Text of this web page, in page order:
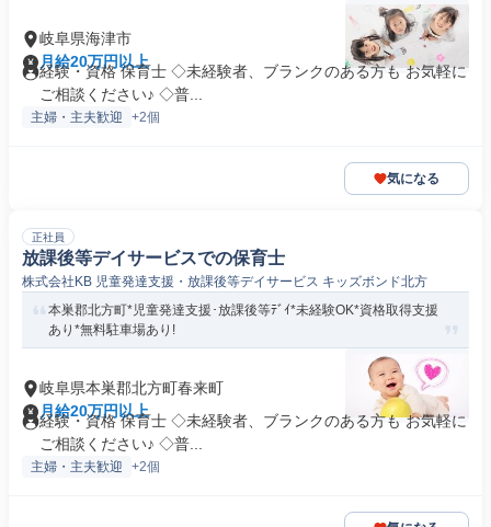
岐阜県海津市
月給20万円以上
経験・資格 保育士 ◇未経験者、ブランクのある方も お気軽に
ご相談ください♪ ◇普...
主婦・主夫歓迎 +2個
気になる
正社員
放課後等デイサービスでの保育士
株式会社KB 児童発達支援・放課後等デイサービス キッズボンド北方
本巣郡北方町*児童発達支援･放課後等ﾃﾞｲ*未経験OK*資格取得支援
あり*無料駐車場あり!
岐阜県本巣郡北方町春来町
月給20万円以上
経験・資格 保育士 ◇未経験者、ブランクのある方も お気軽に
ご相談ください♪ ◇普...
主婦・主夫歓迎 +2個